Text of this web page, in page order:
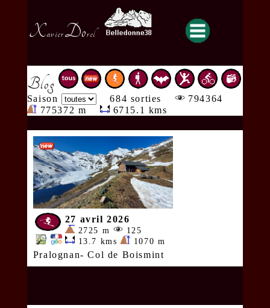
XavierDorel
Blog
Saison 684 sorties
794364
775372 m
6715.1 kms
27 avril 2026
2725 m
125
13.7 kms
1070 m
Pralognan- Col de Boismint